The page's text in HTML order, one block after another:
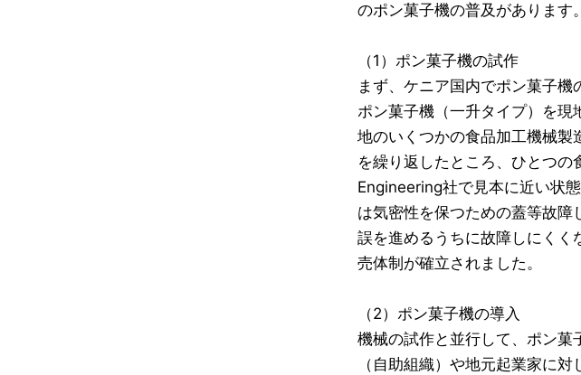
のポン菓子機の普及があります。
（1）ポン菓子機の試作
まず、ケニア国内でポン菓子
ポン菓子機（一升タイプ）を現
地のいくつかの食品加工機械製
を繰り返したところ、ひとつの
Engineering社で見本に近い状
は気密性を保つための蓋等故
誤を進めるうちに故障しにくく
売体制が確立されました。
（2）ポン菓子機の導入
機械の試作と並行して、ポン菓
（自助組織）や地元起業家に